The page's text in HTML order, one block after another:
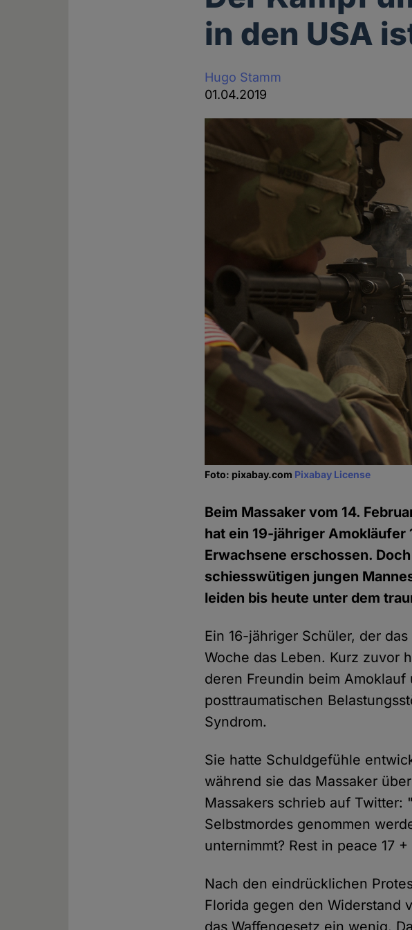
in den USA
Hugo Stamm
01.04.2019
Foto: pixabay.com Pixabay License
Beim Massaker vom 14.
hat ein 19-jähriger Amokläufer
Erwachsene erschossen.
schiesswütigen jungen
leiden bis heute unter dem
Ein 16-jähriger Schüler, der
Woche das Leben. Kurz zuvor
deren Freundin beim
posttraumatischen
Syndrom.
Sie hatte Schuldgefühle
während sie das Massaker
Massakers schrieb auf Twitter:
Selbstmordes genommen
unternimmt? Rest in peace 17 +
Nach den eindrücklichen
Florida gegen den Widerstand